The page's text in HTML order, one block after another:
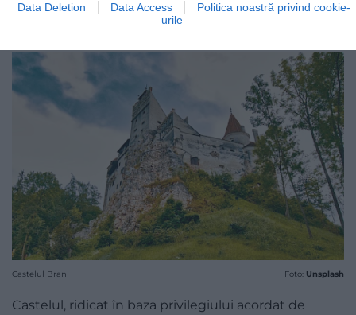
Data Deletion Data Access
Politica noastră privind cookie-
urile
Castelul Bran Foto: Unsplash
Castelul, ridicat în baza privilegiului acordat de